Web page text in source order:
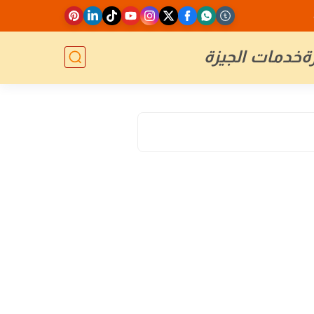
خدمات الجيزة